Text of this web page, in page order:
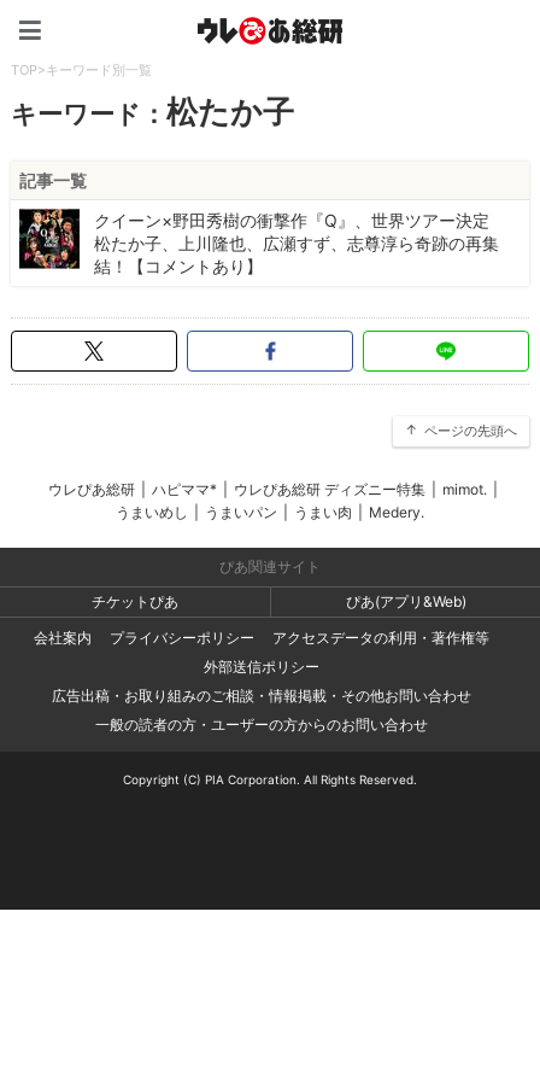
TOP>キーワード別一覧
キーワード：松たか⼦
記事一覧
クイーン×野田秀樹の衝撃作『Q』、世界ツアー決定
松たか子、上川隆也、広瀬すず、志尊淳ら奇跡の再集
結！【コメントあり】
ページの先頭へ
ウレぴあ総研 ハピママ* ウレぴあ総研 ディズニー特集 mimot.
うまいめし
うまいパン うまい肉 Medery.
ぴあ関連サイト
チケットぴあ
ぴあ(アプリ&Web)
会社案内
プライバシーポリシー
アクセスデータの利用・著作権等
外部送信ポリシー
広告出稿・お取り組みのご相談・情報掲載・その他お問い合わせ
一般の読者の方・ユーザーの方からのお問い合わせ
Copyright (C) PIA Corporation. All Rights Reserved.